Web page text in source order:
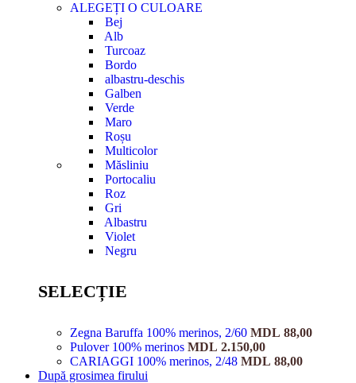
ALEGEȚI O CULOARE
Bej
Alb
Turcoaz
Bordo
albastru-deschis
Galben
Verde
Maro
Roșu
Multicolor
Măsliniu
Portocaliu
Roz
Gri
Albastru
Violet
Negru
SELECȚIE
Zegna Baruffa 100% merinos, 2/60 MDL 88,00
Pulover 100% merinos MDL 2.150,00
CARIAGGI 100% merinos, 2/48 MDL 88,00
După grosimea firului